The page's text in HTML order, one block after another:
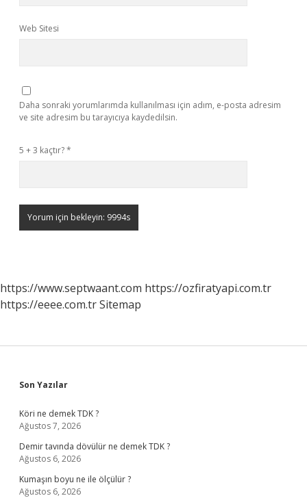
Web Sitesi
Daha sonraki yorumlarımda kullanılması için adım, e-posta adresim
ve site adresim bu tarayıcıya kaydedilsin.
5 + 3 kaçtır?*
https://www.septwaant.com https://ozfiratyapi.com.tr
https://eeee.com.trSitemap
Sidebar
Son Yazılar
Köri ne demek TDK ?
Ağustos 7, 2026
Demir tavında dövülür ne demek TDK ?
Ağustos 6, 2026
Kumaşın boyu ne ile ölçülür ?
Ağustos 6, 2026